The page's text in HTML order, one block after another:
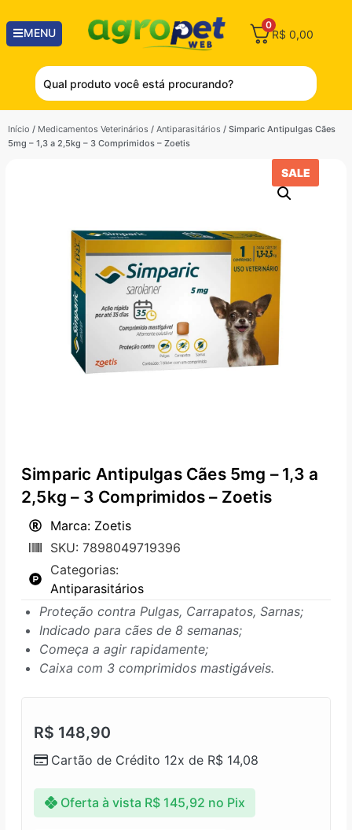
MENU
0
R$ 0,00
Início / Medicamentos Veterinários / Antiparasitários / Simparic Antipulgas Cães
5mg – 1,3 a 2,5kg – 3 Comprimidos – Zoetis
SALE
Simparic Antipulgas Cães 5mg – 1,3 a
2,5kg – 3 Comprimidos – Zoetis
Marca: Zoetis
SKU: 7898049719396
Categorias:
Antiparasitários
Proteção contra Pulgas, Carrapatos, Sarnas;
Indicado para cães de 8 semanas;
Começa a agir rapidamente;
Caixa com 3 comprimidos mastigáveis.
R$ 148,90
Cartão de Crédito 12x de R$ 14,08
Oferta à vista R$145,92 no Pix